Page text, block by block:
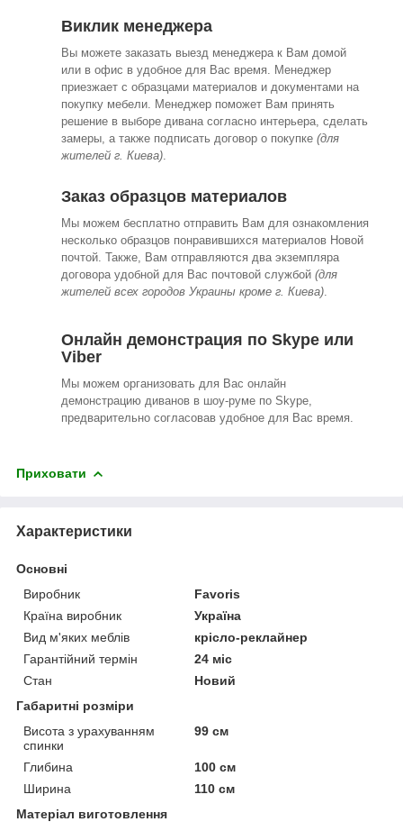
Виклик менеджера
Вы можете заказать выезд менеджера к Вам домой
или в офис в удобное для Вас время. Менеджер
приезжает с образцами материалов и документами на
покупку мебели. Менеджер поможет Вам принять
решение в выборе дивана согласно интерьера, сделать
замеры, а также подписать договор о покупке (для
жителей г. Киева).
Заказ образцов материалов
Мы можем бесплатно отправить Вам для ознакомления
несколько образцов понравившихся материалов Новой
почтой. Также, Вам отправляются два экземпляра
договора удобной для Вас почтовой службой (для
жителей всех городов Украины кроме г. Киева).
Онлайн демонстрация по Skype или
Viber
Мы можем организовать для Вас онлайн
демонстрацию диванов в шоу-руме по Skype,
предварительно согласовав удобное для Вас время.
Приховати
Характеристики
Основні
Виробник
Favoris
Країна виробник
Україна
Вид м'яких меблів
крісло-реклайнер
Гарантійний термін
24 міс
Стан
Новий
Габаритні розміри
Висота з урахуванням
спинки
99 см
Глибина
100 см
Ширина
110 см
Матеріал виготовлення